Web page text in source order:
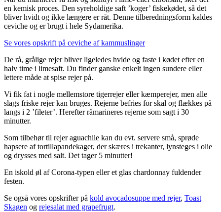
en kemisk proces. Den syreholdige saft ’koger’ fiskekødet, så det
bliver hvidt og ikke længere er råt. Denne tilberedningsform kaldes
ceviche og er brugt i hele Sydamerika.
Se vores opskrift på ceviche af kammuslinger
De rå, grålige rejer bliver ligeledes hvide og faste i kødet efter en
halv time i limesaft. Du finder ganske enkelt ingen sundere eller
lettere måde at spise rejer på.
Vi fik fat i nogle mellemstore tigerrejer eller kæmperejer, men alle
slags friske rejer kan bruges. Rejerne befries for skal og flækkes på
langs i 2 ’fileter’. Herefter råmarineres rejerne som sagt i 30
minutter.
Som tilbehør til rejer aguachile kan du evt. servere små, sprøde
hapsere af tortillapandekager, der skæres i trekanter, lynsteges i olie
og drysses med salt. Det tager 5 minutter!
En iskold øl af Corona-typen eller et glas chardonnay fuldender
festen.
Se også vores opskrifter på kold avocadosuppe med rejer, Toast
Skagen og rejesalat med grapefrugt.